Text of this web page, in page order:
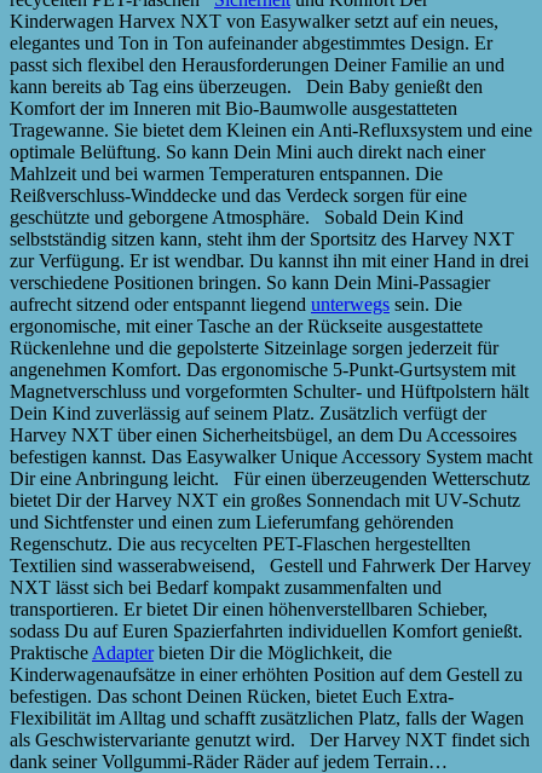
Kinderwagen Harvex NXT von Easywalker setzt auf ein neues,
elegantes und Ton in Ton aufeinander abgestimmtes Design. Er
passt sich flexibel den Herausforderungen Deiner Familie an und
kann bereits ab Tag eins überzeugen. Dein Baby genießt den
Komfort der im Inneren mit Bio-Baumwolle ausgestatteten
Tragewanne. Sie bietet dem Kleinen ein Anti-Refluxsystem und eine
optimale Belüftung. So kann Dein Mini auch direkt nach einer
Mahlzeit und bei warmen Temperaturen entspannen. Die
Reißverschluss-Winddecke und das Verdeck sorgen für eine
geschützte und geborgene Atmosphäre. Sobald Dein Kind
selbstständig sitzen kann, steht ihm der Sportsitz des Harvey NXT
zur Verfügung. Er ist wendbar. Du kannst ihn mit einer Hand in drei
verschiedene Positionen bringen. So kann Dein Mini-Passagier
aufrecht sitzend oder entspannt liegend unterwegs sein. Die
ergonomische, mit einer Tasche an der Rückseite ausgestattete
Rückenlehne und die gepolsterte Sitzeinlage sorgen jederzeit für
angenehmen Komfort. Das ergonomische 5-Punkt-Gurtsystem mit
Magnetverschluss und vorgeformten Schulter- und Hüftpolstern hält
Dein Kind zuverlässig auf seinem Platz. Zusätzlich verfügt der
Harvey NXT über einen Sicherheitsbügel, an dem Du Accessoires
befestigen kannst. Das Easywalker Unique Accessory System macht
Dir eine Anbringung leicht. Für einen überzeugenden Wetterschutz
bietet Dir der Harvey NXT ein großes Sonnendach mit UV-Schutz
und Sichtfenster und einen zum Lieferumfang gehörenden
Regenschutz. Die aus recycelten PET-Flaschen hergestellten
Textilien sind wasserabweisend, Gestell und Fahrwerk Der Harvey
NXT lässt sich bei Bedarf kompakt zusammenfalten und
transportieren. Er bietet Dir einen höhenverstellbaren Schieber,
sodass Du auf Euren Spazierfahrten individuellen Komfort genießt.
Praktische Adapterbieten Dir die Möglichkeit, die
Kinderwagenaufsätze in einer erhöhten Position auf dem Gestell zu
befestigen. Das schont Deinen Rücken, bietet Euch Extra-
Flexibilität im Alltag und schafft zusätzlichen Platz, falls der Wagen
als Geschwistervariante genutzt wird. Der Harvey NXT findet sich
dank seiner Vollgummi-Räder Räder auf jedem Terrain…